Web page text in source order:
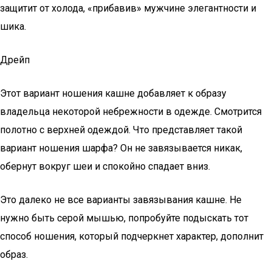
защитит от холода, «прибавив» мужчине элегантности и
шика.
Дрейп
Этот вариант ношения кашне добавляет к образу
владельца некоторой небрежности в одежде. Смотрится
полотно с верхней одеждой. Что представляет такой
вариант ношения шарфа? Он не завязывается никак,
обернут вокруг шеи и спокойно спадает вниз.
Это далеко не все варианты завязывания кашне. Не
нужно быть серой мышью, попробуйте подыскать тот
способ ношения, который подчеркнет характер, дополнит
образ.